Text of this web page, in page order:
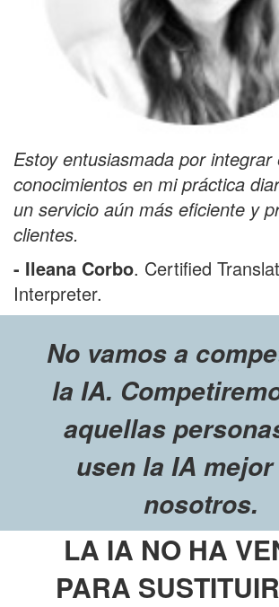
Estoy entusiasmada por integrar
conocimientos en mi práctica
un servicio aún más eficiente y
clientes.
- Ileana Corbo. Certified
Interpreter.
No vamos a
la IA.
aquellas
usen la IA
nosotros.
LA IA NO HA
PARA